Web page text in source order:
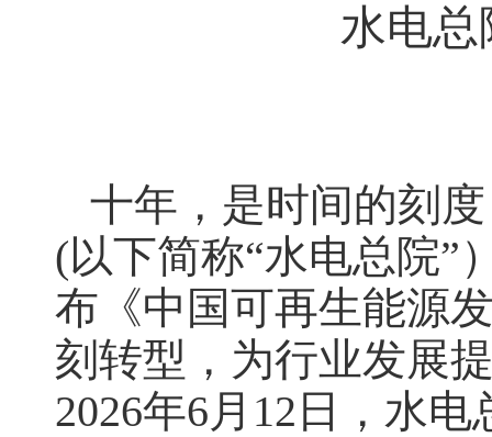
水电
十年，是时间的刻
(以下简称“水电总院”
布《中国可再生能源
刻转型，为行业发展
2026年6月12日，水